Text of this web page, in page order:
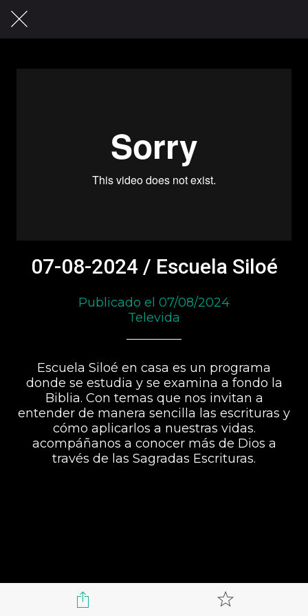
07-08-2024 / Escuela Siloé
Publicado el 07/08/2024
Televida
Escuela Siloé en casa es un programa
donde se estudia y se examina a fondo la
Biblia. Con temas que nos invitan a
entender de manera sencilla las escrituras y
cómo aplicarlos a nuestras vidas.
acompáñanos a conocer más de Dios a
través de las Sagradas Escrituras.